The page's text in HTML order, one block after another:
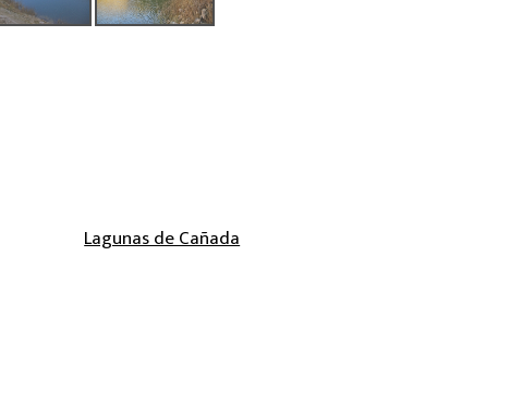
Lagunas de Cañada